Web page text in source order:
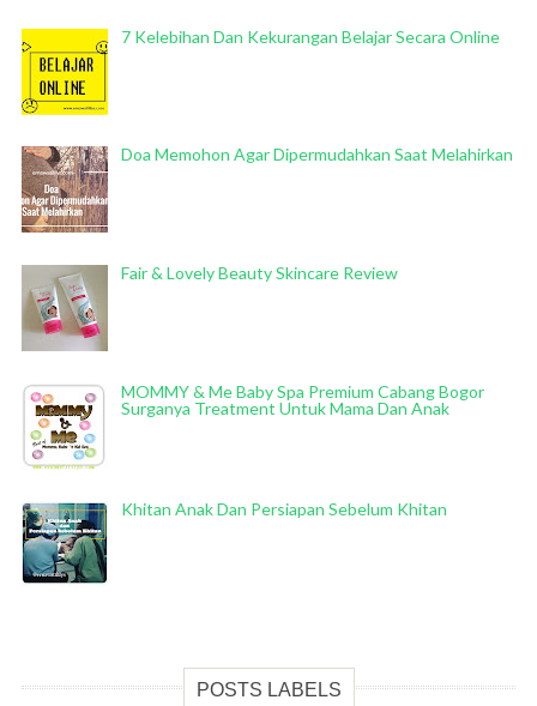
7 Kelebihan Dan Kekurangan Belajar Secara Online
Doa Memohon Agar Dipermudahkan Saat Melahirkan
Fair & Lovely Beauty Skincare Review
MOMMY & Me Baby Spa Premium Cabang Bogor
Surganya Treatment Untuk Mama Dan Anak
Khitan Anak Dan Persiapan Sebelum Khitan
POSTS LABELS